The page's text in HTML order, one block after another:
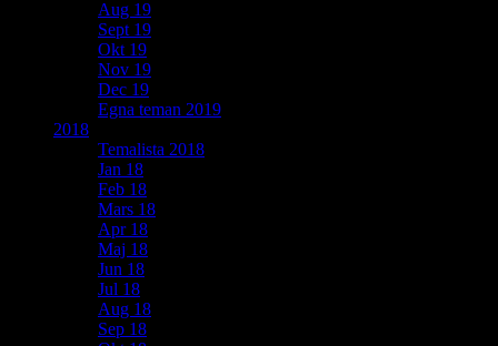
Aug 19
Sept 19
Okt 19
Nov 19
Dec 19
Egna teman 2019
2018
Temalista 2018
Jan 18
Feb 18
Mars 18
Apr 18
Maj 18
Jun 18
Jul 18
Aug 18
Sep 18